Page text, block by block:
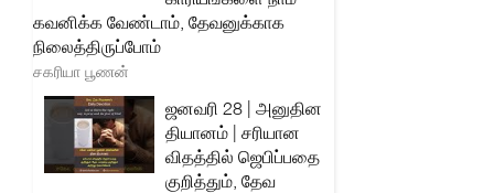
கவனிக்க வேண்டாம், தேவனுக்காக
நிலைத்திருப்போம்
சகரியா பூணன்
ஜனவரி 28 | அனுதின
தியானம் | சரியான
விதத்தில் ஜெபிப்பதை
குறித்தும், தேவ